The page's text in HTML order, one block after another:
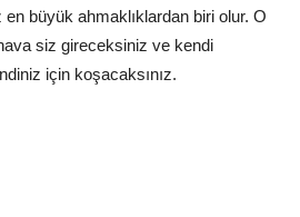
en büyük ahmaklıklardan biri olur. O
siz gireceksiniz ve kendi
için koşacaksınız.